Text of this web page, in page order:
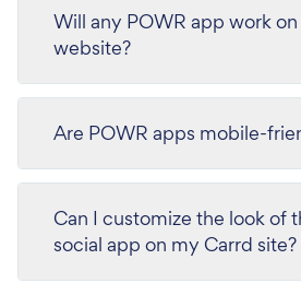
Will any POWR app work
website?
Are POWR apps mobile-
Can I customize the look of
social app on my Carrd site?